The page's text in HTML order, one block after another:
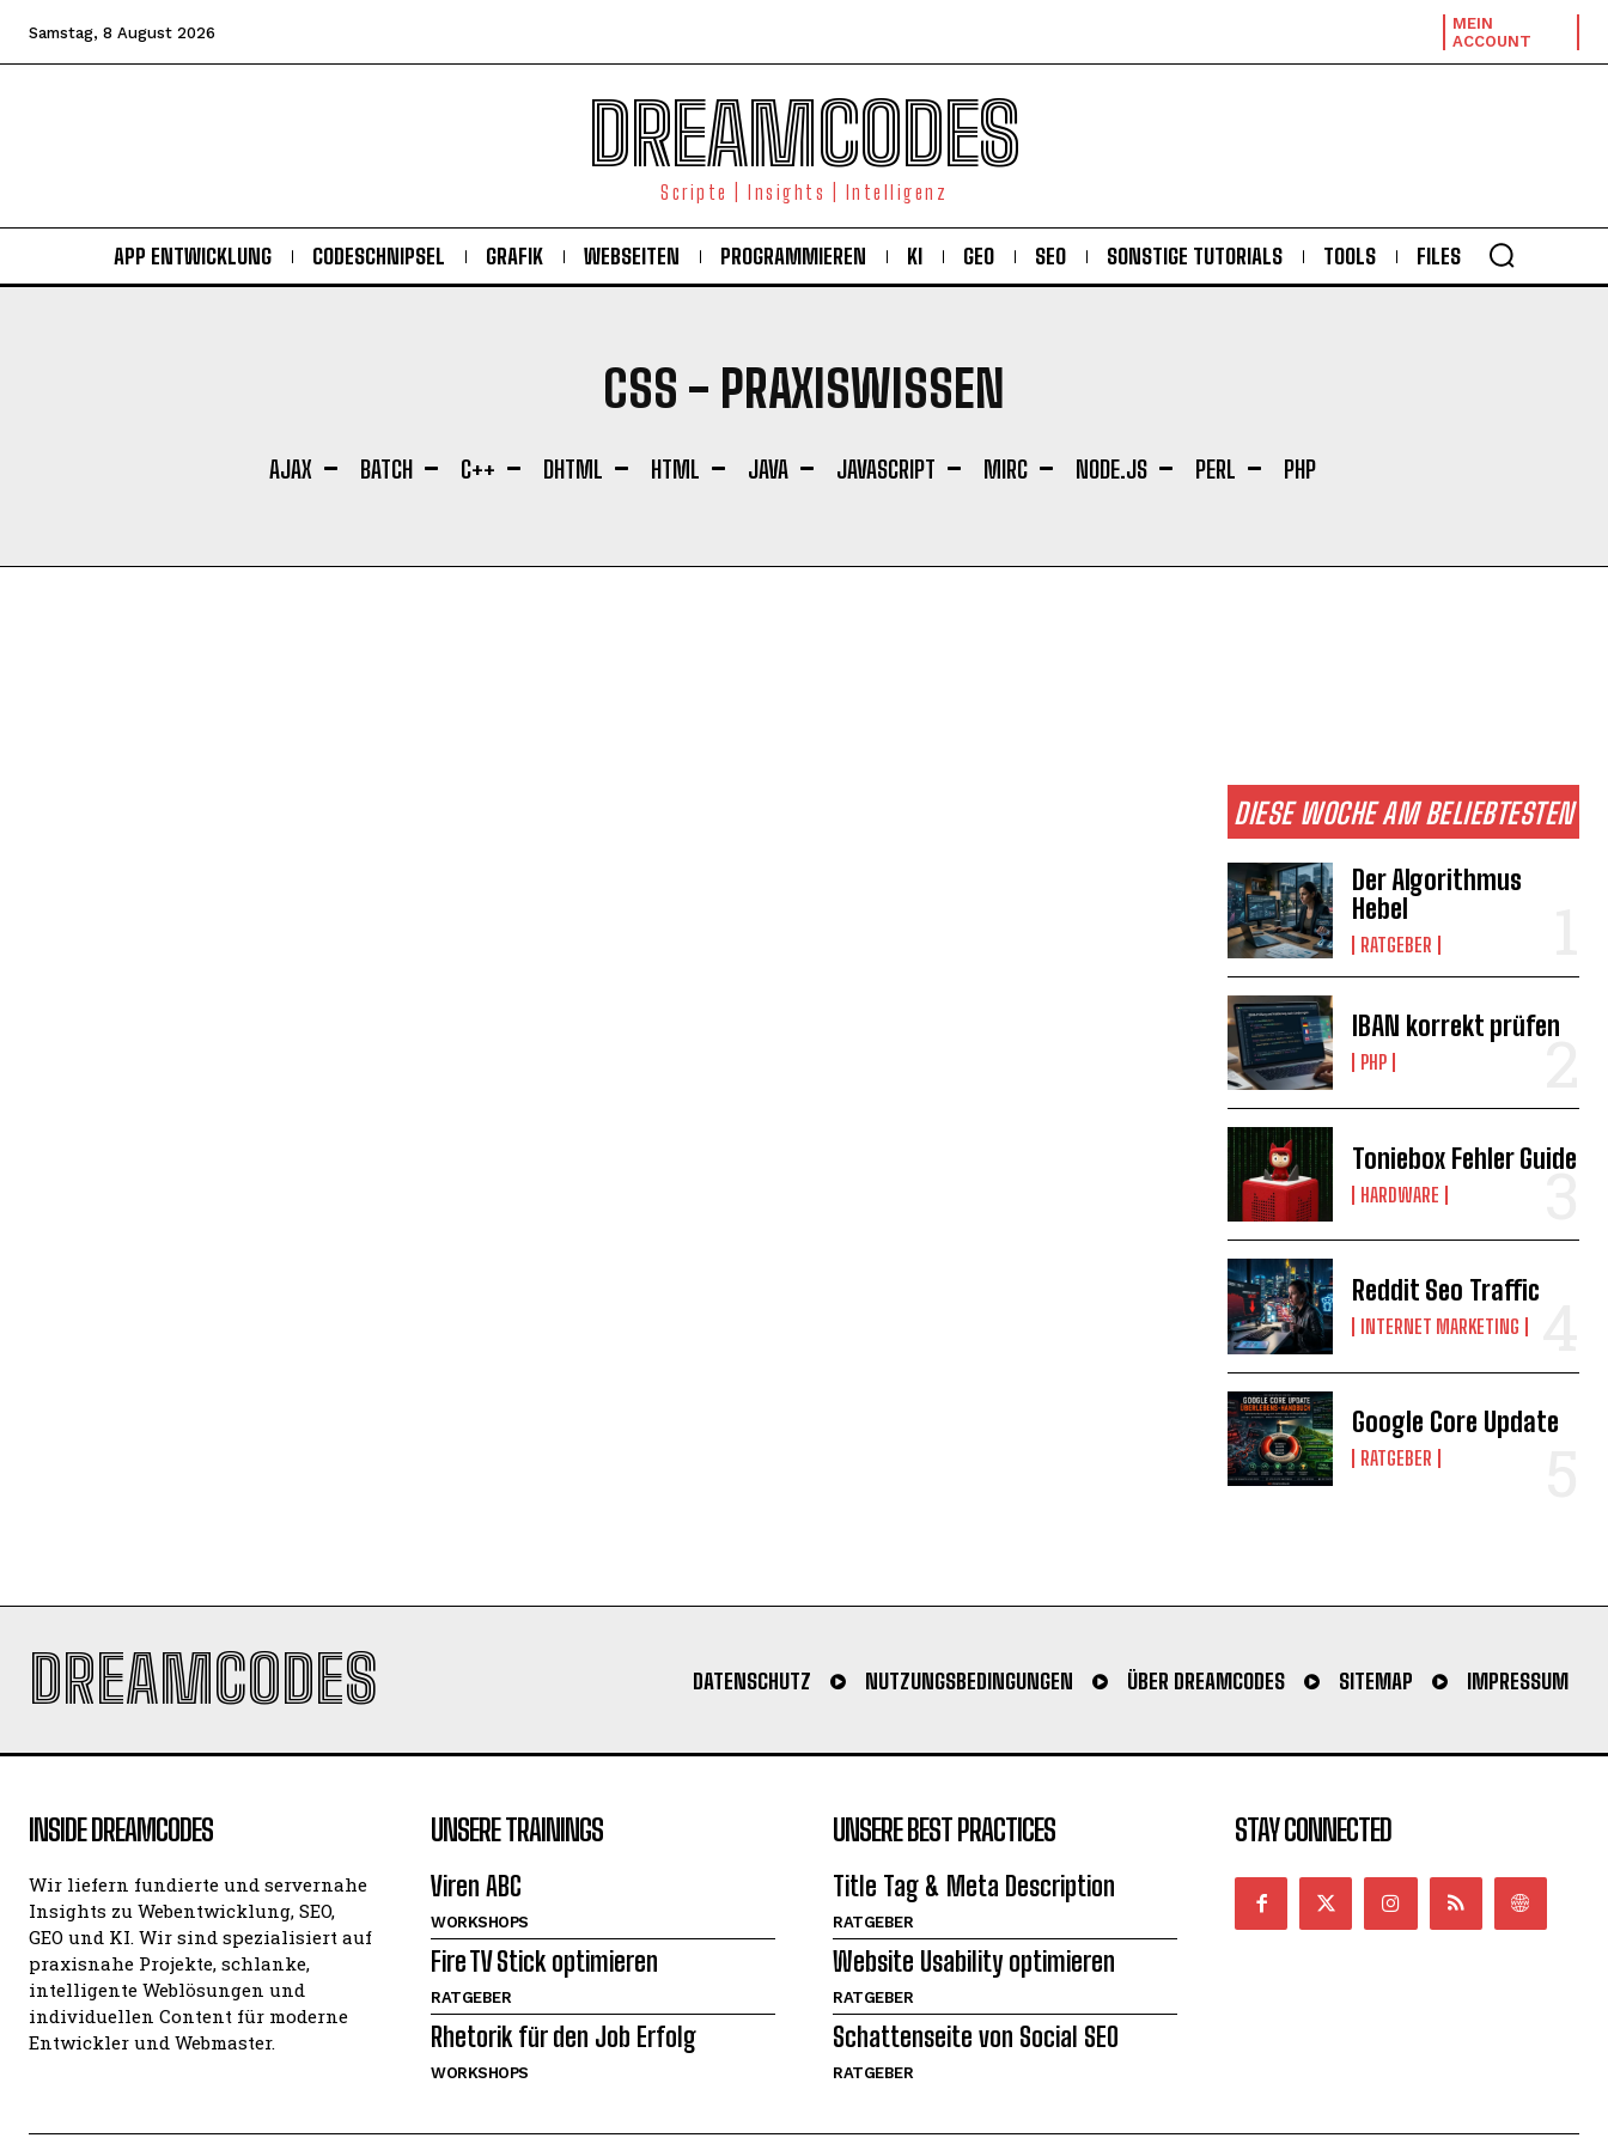
Samstag, 8 August 2026
MEIN
ACCOUNT
DREAMCODES
Scripte | Insights | Intelligenz
APP ENTWICKLUNG CODESCHNIPSEL GRAFIK WEBSEITEN PROGRAMMIEREN KI GEO SEO SONSTIGE TUTORIALS TOOLS FILES
CSS - PRAXISWISSEN
AJAX BATCH C++ DHTML HTML JAVA JAVASCRIPT MIRC NODE.JS PERL PHP
DIESE WOCHE AM BELIEBTESTEN
Der Algorithmus
Hebel
RATGEBER
IBAN korrekt prüfen
PHP
Toniebox Fehler Guide
HARDWARE
Reddit Seo Traffic
INTERNET MARKETING
Google Core Update
RATGEBER
DREAMCODES DATENSCHUTZ NUTZUNGSBEDINGUNGEN ÜBER DREAMCODES SITEMAP IMPRESSUM
INSIDE DREAMCODES
Wir liefern fundierte und servernahe
Insights zu Webentwicklung, SEO,
GEO und KI. Wir sind spezialisiert auf
praxisnahe Projekte, schlanke,
intelligente Weblösungen und
individuellen Content für moderne
Entwickler und Webmaster.
UNSERE TRAININGS
Viren ABC
WORKSHOPS
Fire TV Stick optimieren
RATGEBER
Rhetorik für den Job Erfolg
WORKSHOPS
UNSERE BEST PRACTICES
Title Tag & Meta Description
RATGEBER
Website Usability optimieren
RATGEBER
Schattenseite von Social SEO
RATGEBER
STAY CONNECTED